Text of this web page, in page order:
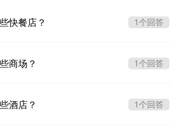
快餐店？ 1个回答
商场？ 1个回答
酒店？ 1个回答